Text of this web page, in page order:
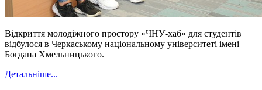
Відкриття молодіжного простору «ЧНУ-хаб» для студентів
відбулося в Черкаському національному університеті імені
Богдана Хмельницького.
Детальніше...